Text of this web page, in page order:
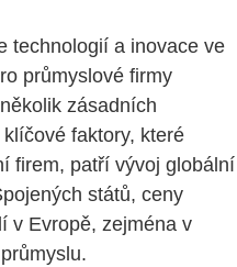
technologií a inovace ve
průmyslové firmy
zásadních
faktory, které
firem, patří vývoj globální
států, ceny
v Evropě, zejména v